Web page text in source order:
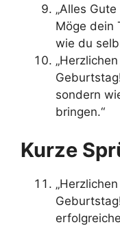
„Alles
Möge dein
wie du
sondern
bringen.“
Kurze